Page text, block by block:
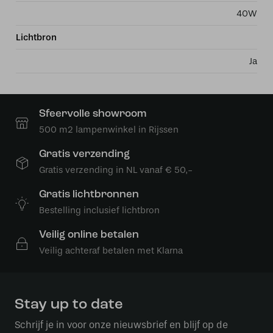
40W
Lichtbron
Ja
Sfeervolle showroom
500 m2 lampenwinkel in Rijssen
Gratis verzending
Gratis verzending in NL vanaf € 50,-
Gratis lichtbronnen
Bestelling inclusief lichtbron
Veilig online betalen
Veilig achteraf betalen met Klarna
Stay up to date
Schrijf je in voor onze nieuwsbrief en blijf op de